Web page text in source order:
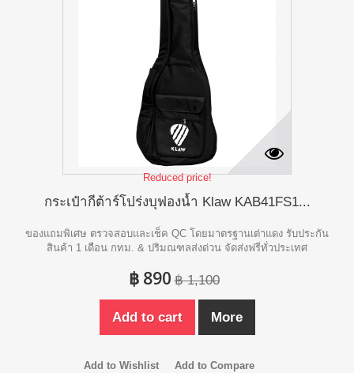
Reduced price!
กระเป๋ากีต้าร์โปร่งบุฟองน้ำ Klaw KAB41FS1...
ของแถมพิเศษ ตรวจสอบและเช็ค QC โดยมาตรฐานเต่าแดง รับประกัน
สินค้า 1 เดือน กทม. & ปริมณฑลส่งด่วน จัดส่งฟรีทั่วประเทศ
฿ 890 ฿ 1,100
Add to cart More
Add to Wishlist Add to Compare